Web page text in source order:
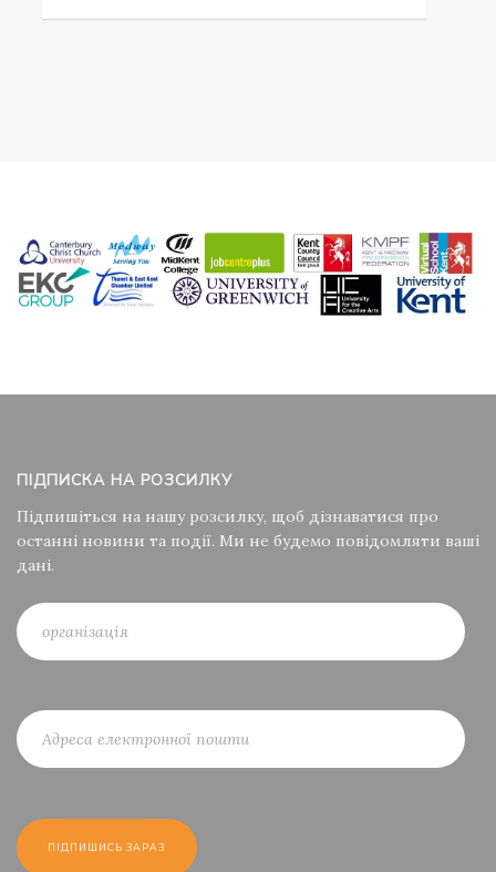
ПІДПИСКА НА РОЗСИЛКУ
Підпишіться на нашу розсилку, щоб дізнаватися про
останні новини та події. Ми не будемо повідомляти ваші
дані.